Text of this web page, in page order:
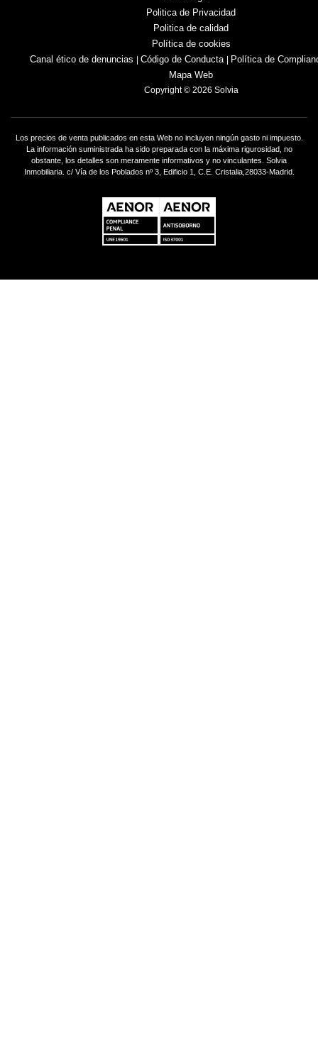
Politica de Privacidad
Politica de calidad
Política de cookies
Canal ético de denuncias
Código de Conducta
Política de
Mapa Web
Copyright © 2026 Solvia
Los precios de venta publicados en esta Web no incluyen ningún gasto ni impuesto.
La información suministrada ha sido preparada con la máxima rigurosidad, no
obstante, los detalles son meramente informativos y no vinculantes. Solvia
Inmobiliaria. c/ Vía de los Poblados nº 3, Edificio 1, C.E. Cristalia,28033-Madrid.